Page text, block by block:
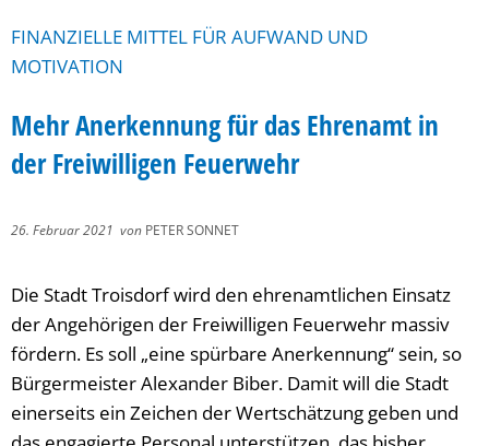
FINANZIELLE MITTEL FÜR AUFWAND UND
MOTIVATION
Mehr Anerkennung für das Ehrenamt in
der Freiwilligen Feuerwehr
26. Februar 2021 von PETER SONNET
Die Stadt Troisdorf wird den ehrenamtlichen Einsatz
der Angehörigen der Freiwilligen Feuerwehr massiv
fördern. Es soll „eine spürbare Anerkennung“ sein, so
Bürgermeister Alexander Biber. Damit will die Stadt
einerseits ein Zeichen der Wertschätzung geben und